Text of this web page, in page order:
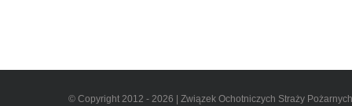
© Copyright 2012 - 2026 | Związek Ochotniczych Straży